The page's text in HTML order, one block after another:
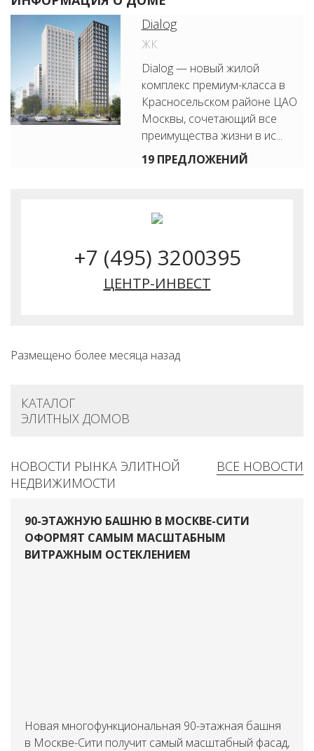
Dialog
ЖК
Dialog — новый жилой
комплекс премиум-класса в
Красносельском районе ЦАО
Москвы, сочетающий все
преимущества жизни в ис...
19 ПРЕДЛОЖЕНИЙ
+7 (495) 3200395
ЦЕНТР-ИНВЕСТ
Размещено более месяца назад
КАТАЛОГ
ЭЛИТНЫХ ДОМОВ
ВСЕ НОВОСТИ
НОВОСТИ РЫНКА ЭЛИТНОЙ
НЕДВИЖИМОСТИ
90-ЭТАЖНУЮ БАШНЮ В МОСКВЕ-СИТИ
ОФОРМЯТ САМЫМ МАСШТАБНЫМ
ВИТРАЖНЫМ ОСТЕКЛЕНИЕМ
Новая многофункциональная 90-этажная башня
в Москве-Сити получит самый масштабный фасад,